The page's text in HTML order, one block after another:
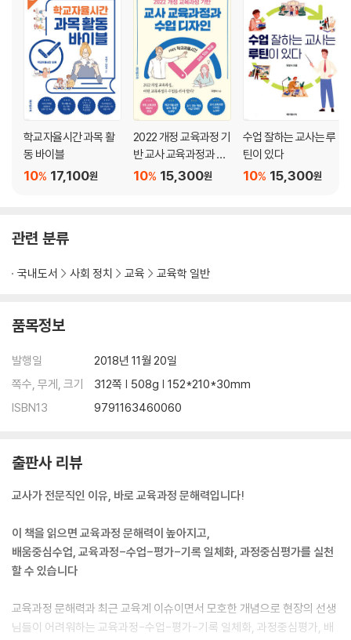
과정중심평가, 포인트는 이거다
과정중심평가 피드백, 하나만 바꾸면 된다
과정중심평가로 교육과정-수업-평가 일체화하기
과정중심평가, 수업은 어떻게 할까?
과정중심평가, 이상과 현실
5장 교육과정 문해력 Core 20
교육과정 문해력 Core 20
Core 1 Must와 Recommend
Core 2 교육과정 총론 읽는 법
Core 5 교육과정 5가지 설계 원리
Core 7 성취기준 사용설명서
Core 10 수업을 보는 새로운 눈
모형
Core 12 교-수-평-기 일체화와 과정중심평가 수업 지도안 짜는 법
Core 13 평가 문서 바르게 읽고 쓰는 법
Core 16 명의가 되는 루브릭 만드는 법
Core 18 진정한 소통을 위한 기록과 가정통지
Core 20 교육과정-수업-평가-기록의 일체화
6장 교육과정으로 그리는 미래교육 빅픽처
교육과정 문해력 이전에 교육과정 전달력이다
학교자율시간 과목 활
동 바이블
17,100원
10%
2022 개정 교육과정 기
반 교사 교육과정과 수
업 디자인15,300원
10%
수업 잘하는 교사는 루
틴이 있다
15,300원
10%
관련 분류
국내도서 사회 정치 교육 교육학 일반
품목정보
발행일
2018년 11월 20일
쪽수, 무게, 크기
312쪽 | 508g | 152*210*30mm
ISBN13
9791163460060
출판사 리뷰
교사가 전문직인 이유, 바로 교육과정 문해력입니다!
이 책을 읽으면 교육과정 문해력이 높아지고,
배움중심수업, 교육과정-수업-평가-기록 일체화, 과정중심평가를 실천
할 수 있습니다
교육과정 문해력과 최근 교육계 이슈이면서 모호한 개념으로 현장의 선생
님들이 어려워하는 교육과정-수업-평가-기록 일체화, 과정중심평가, 배